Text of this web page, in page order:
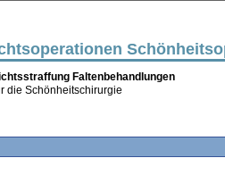
Faltenbehandlungen
die Schönheitschirurgie